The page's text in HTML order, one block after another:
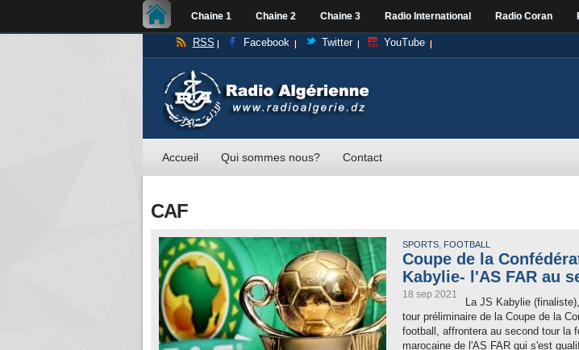
Chaine 1 Chaine 2 Chaine 3 Radio International Radio Coran
RSS Facebook Twitter YouTube
Accueil Qui sommes nous? Contact
CAF
SPORTS, FOOTBALL
Coupe de la
Kabylie- l'AS FAR au
18 sep 2021
La JS Kabylie
tour préliminaire de la Coupe de la
football, affrontera au second tour la
marocaine de l'AS FAR qui s'est